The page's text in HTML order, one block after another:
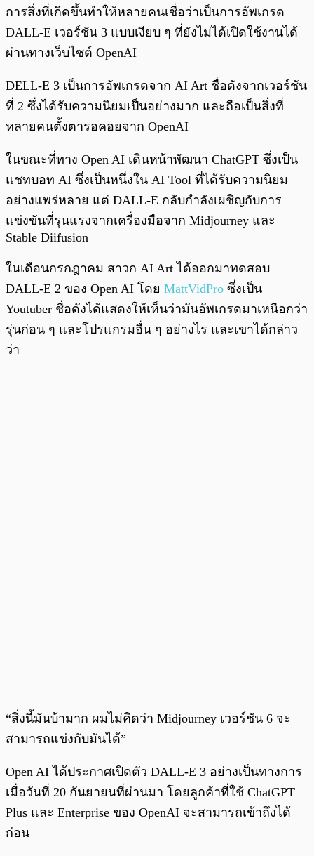
การสิ่งที่เกิดขึ้นทำให้หลายคนเชื่อว่าเป็นการอัพเกรด
DALL-E เวอร์ชัน 3 แบบเงียบ ๆ ที่ยังไม่ได้เปิดใช้งานได้
ผ่านทางเว็บไซต์ OpenAI
DELL-E 3 เป็นการอัพเกรดจาก AI Art ชื่อดังจากเวอร์ชัน
ที่ 2 ซึ่งได้รับความนิยมเป็นอย่างมาก และถือเป็นสิ่งที่
หลายคนตั้งตารอคอยจาก OpenAI
ในขณะที่ทาง Open AI เดินหน้าพัฒนา ChatGPT ซึ่งเป็น
แชทบอท AI ซึ่งเป็นหนึ่งใน AI Tool ที่ได้รับความนิยม
อย่างแพร่หลาย แต่ DALL-E กลับกำลังเผชิญกับการ
แข่งขันที่รุนแรงจากเครื่องมือจาก Midjourney และ
Stable Diifusion
ในเดือนกรกฎาคม สาวก AI Art ได้ออกมาทดสอบ
DALL-E 2 ของ Open AI โดย MattVidPro ซึ่งเป็น
Youtuber ชื่อดังได้แสดงให้เห็นว่ามันอัพเกรดมาเหนือกว่า
รุ่นก่อน ๆ และโปรแกรมอื่น ๆ อย่างไร และเขาได้กล่าว
ว่า
“สิ่งนี้มันบ้ามาก ผมไม่คิดว่า Midjourney เวอร์ชัน 6 จะ
สามารถแข่งกับมันได้”
Open AI ได้ประกาศเปิดตัว DALL-E 3 อย่างเป็นทางการ
เมื่อวันที่ 20 กันยายนที่ผ่านมา โดยลูกค้าที่ใช้ ChatGPT
Plus และ Enterprise ของ OpenAI จะสามารถเข้าถึงได้
ก่อน